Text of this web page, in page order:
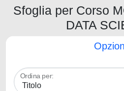
Sfoglia per Corso
DATA
Ordina per: